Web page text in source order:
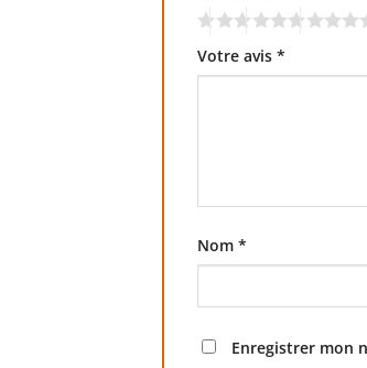
Votre avis *
Nom *
Enregistrer mon